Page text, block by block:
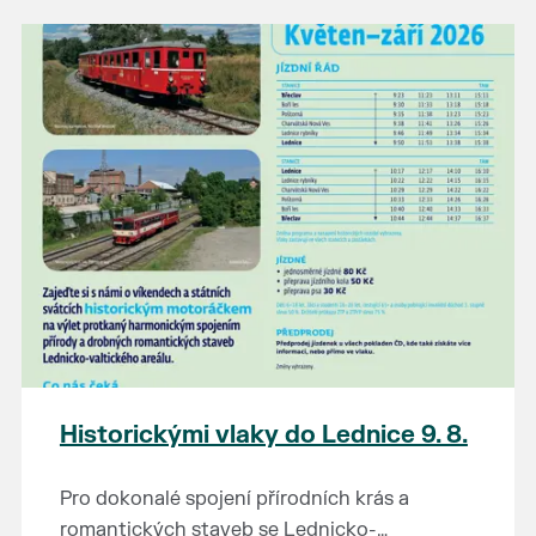
Prodejce prosíme tradičně o příchod 30
minut před začátkem, aby si vše na
prodejních místech stihli přichystat. Pokud
plánujete přijít a chcete rezervovat prodejní
místo, potvrďte prosím účast přes email
petr.vlasak@breclav.eu nebo zde v události,
ať víme, s kolika lidmi máme počítat. Počet
prodejních míst je omezen.
Těšíme se jako vždy!
Historickými vlaky do Lednice 9. 8.
Pro dokonalé spojení přírodních krás a
romantických staveb se Lednicko-